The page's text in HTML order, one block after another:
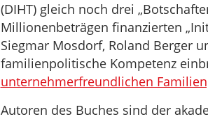
(DIHT) gleich noch drei
Millionenbeträgen finanzierten
Siegmar Mosdorf, Roland Berger
familienpolitische Kompetenz
unternehmerfreundlichen
Autoren des Buches sind der